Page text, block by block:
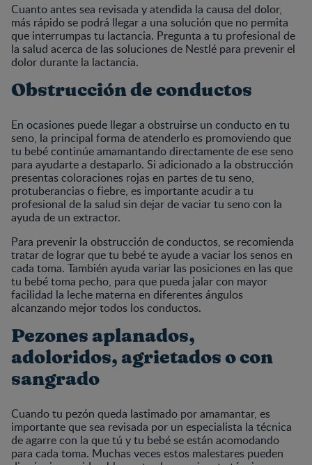
Cuanto antes sea revisada y atendida la causa del dolor,
más rápido se podrá llegar a una solución que no permita
que interrumpas tu lactancia. Pregunta a tu profesional de
la salud acerca de las soluciones de Nestlé para prevenir el
dolor durante la lactancia.
Obstrucción de conductos
En ocasiones puede llegar a obstruirse un conducto en tu
seno, la principal forma de atenderlo es promoviendo que
tu bebé continúe amamantando directamente de ese seno
para ayudarte a destaparlo. Si adicionado a la obstrucción
presentas coloraciones rojas en partes de tu seno,
protuberancias o fiebre, es importante acudir a tu
profesional de la salud sin dejar de vaciar tu seno con la
ayuda de un extractor.
Para prevenir la obstrucción de conductos, se recomienda
tratar de lograr que tu bebé te ayude a vaciar los senos en
cada toma. También ayuda variar las posiciones en las que
tu bebé toma pecho, para que pueda jalar con mayor
facilidad la leche materna en diferentes ángulos
alcanzando mejor todos los conductos.
Pezones aplanados,
adoloridos, agrietados o con
sangrado
Cuando tu pezón queda lastimado por amamantar, es
importante que sea revisada por un especialista la técnica
de agarre con la que tú y tu bebé se están acomodando
para cada toma. Muchas veces estos malestares pueden